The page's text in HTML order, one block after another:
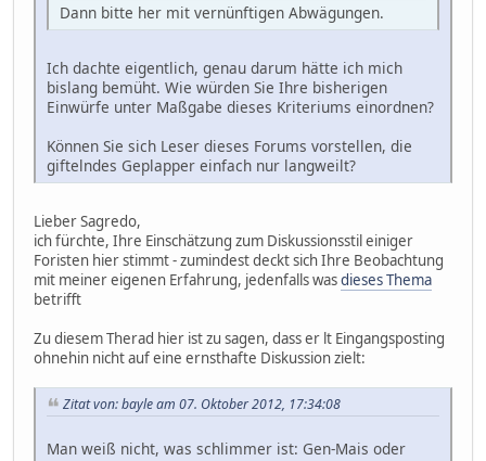
Dann bitte her mit vernünftigen Abwägungen.
Ich dachte eigentlich, genau darum hätte ich mich
bislang bemüht. Wie würden Sie Ihre bisherigen
Einwürfe unter Maßgabe dieses Kriteriums einordnen?
Können Sie sich Leser dieses Forums vorstellen, die
giftelndes Geplapper einfach nur langweilt?
Lieber Sagredo,
ich fürchte, Ihre Einschätzung zum Diskussionsstil einiger
Foristen hier stimmt - zumindest deckt sich Ihre Beobachtung
mit meiner eigenen Erfahrung, jedenfalls wasdieses Thema
betrifft
Zu diesem Therad hier ist zu sagen, dass er lt Eingangsposting
ohnehin nicht auf eine ernsthafte Diskussion zielt:
Zitat von: bayle am 07. Oktober 2012, 17:34:08
Man weiß nicht, was schlimmer ist: Gen-Mais oder